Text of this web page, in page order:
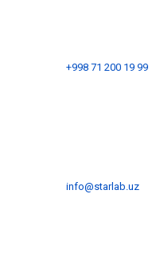
+998 71 200 19 99
info@starlab.uz